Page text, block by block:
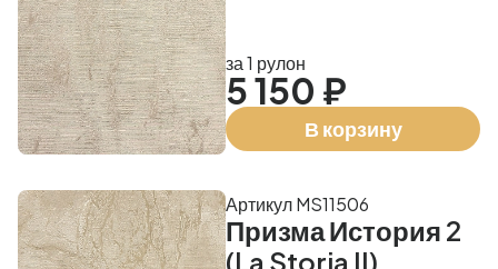
за 1 рулон
5 150 ₽
В корзину
Призма История 2
(La Storia II)
Артикул MS11506